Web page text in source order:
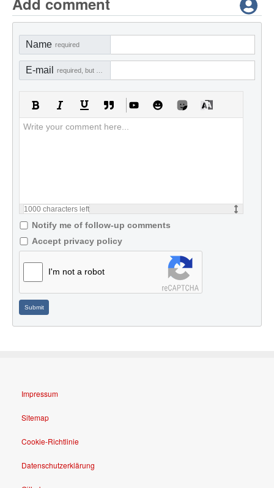
Name required
E-mail
1000 characters left
Notify me of follow-up comments
Accept privacy policy
I'm not a robot
Submit
Impressum
Sitemap
Cookie-Richtlinie
Datenschutzerklärung